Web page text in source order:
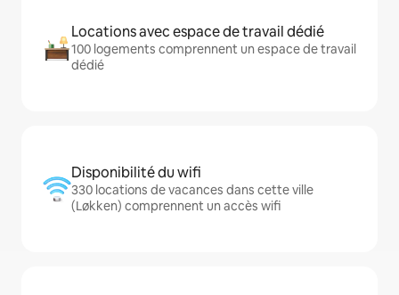
Locations avec espace de travail dédié
100 logements comprennent un espace de travail
dédié
Disponibilité du wifi
330 locations de vacances dans cette ville
(Løkken) comprennent un accès wifi